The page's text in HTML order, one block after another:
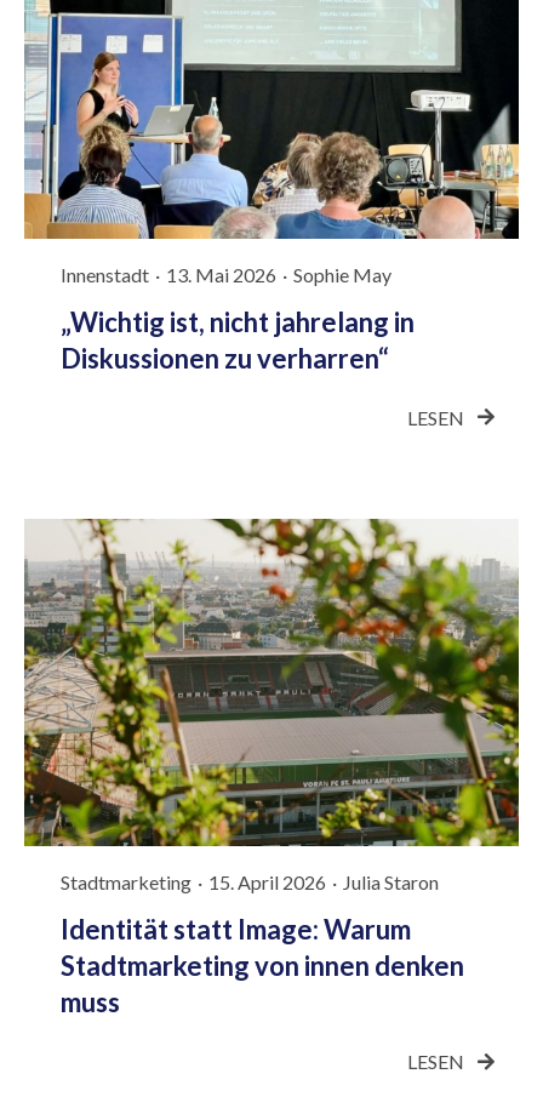
Innenstadt · 13. Mai 2026 · Sophie May
„Wichtig ist, nicht jahrelang in
Diskussionen zu verharren“
LESEN
Stadtmarketing · 15. April 2026 · Julia Staron
Identität statt Image: Warum
Stadtmarketing von innen denken
muss
LESEN